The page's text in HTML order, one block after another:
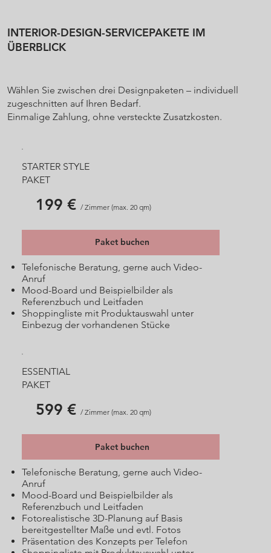
INTERIOR-DESIGN-SERVICEPAKETE IM
ÜBERBLICK
Wählen Sie zwischen drei Designpaketen – individuell
zugeschnitten auf Ihren Bedarf.
Einmalige Zahlung, ohne versteckte Zusatzkosten.
STARTER STYLE
PAKET
Telefonische Beratung, gerne auch Video-
Anruf
Mood-Board und Beispielbilder als
Referenzbuch und Leitfaden
Shoppingliste mit Produktauswahl unter
Einbezug der vorhandenen Stücke
Paket buchen
199 € / Zimmer (max. 20 qm)
ESSENTIAL
PAKET
Telefonische Beratung, gerne auch Video-
Anruf
Mood-Board und Beispielbilder als
Referenzbuch und Leitfaden
Fotorealistische 3D-Planung auf Basis
bereitgestellter Maße und evtl. Fotos
Präsentation des Konzepts per Telefon
Paket buchen
599 € / Zimmer (max. 20 qm)